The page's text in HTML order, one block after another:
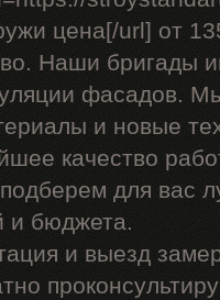
цена[/url] от
Наши бригады
фасадов.
и новые
качество
для вас
и бюджета.
и выезд